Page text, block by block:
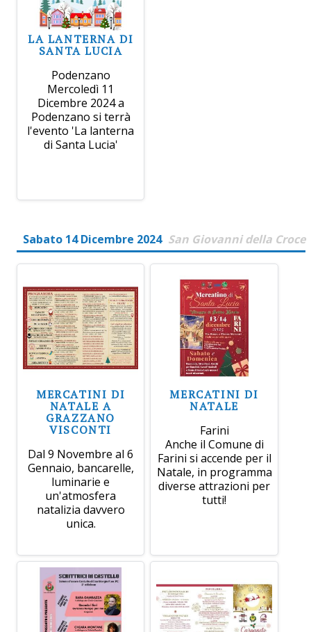
LA LANTERNA DI
SANTA LUCIA
Podenzano
Mercoledì 11
Dicembre 2024 a
Podenzano si terrà
l'evento 'La lanterna
di Santa Lucia'
Sabato 14 Dicembre 2024 San Giovanni della Croce
MERCATINI DI
NATALE A
GRAZZANO
VISCONTI
Dal 9 Novembre al 6
Gennaio, bancarelle,
luminarie e
un'atmosfera
natalizia davvero
unica.
MERCATINI DI
NATALE
Farini
Anche il Comune di
Farini si accende per il
Natale, in programma
diverse attrazioni per
tutti!